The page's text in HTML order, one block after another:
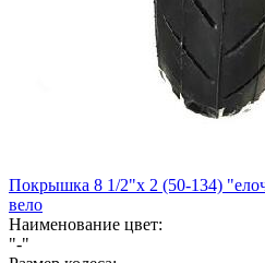
Покрышка 8 1/2"х 2 (50-134)
вело
Наименование цвет:
"-"